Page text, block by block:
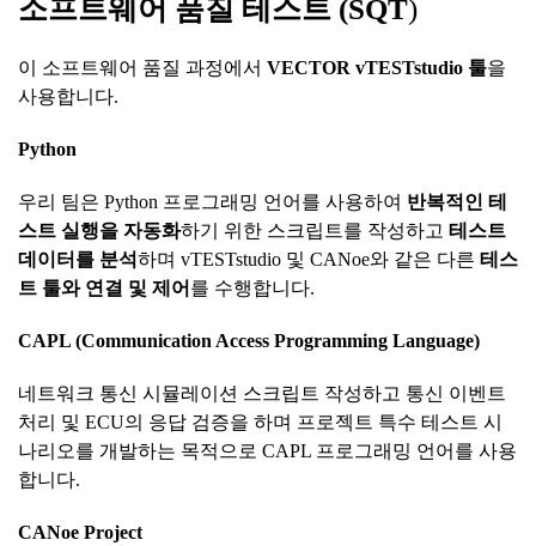
소프트웨어 품질 테스트 (SQT)
이 소프트웨어 품질 과정에서 VECTOR vTESTstudio 툴을
사용합니다.
Python
우리 팀은 Python 프로그래밍 언어를 사용하여 반복적인 테
스트 실행을 자동화하기 위한 스크립트를 작성하고 테스트
데이터를 분석하며 vTESTstudio 및 CANoe와 같은 다른 테스
트 툴와 연결 및 제어 를 수행합니다.
CAPL (Communication Access Programming Language)
네트워크 통신 시뮬레이션 스크립트 작성하고 통신 이벤트
처리 및 ECU의 응답 검증을 하며 프로젝트 특수 테스트 시
나리오를 개발하는 목적으로 CAPL 프로그래밍 언어를 사용
합니다.
CANoe Project